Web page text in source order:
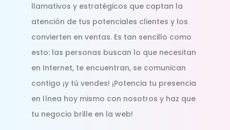
llamativos y estratégicos que captan la
atención de tus potenciales clientes y los
convierten en ventas. Es tan sencillo como
esto: las personas buscan lo que necesitan
en Internet, te encuentran, se comunican
contigo ¡y tú vendes! ¡Potencia tu presencia
en línea hoy mismo con nosotros y haz que
tu negocio brille en la web!